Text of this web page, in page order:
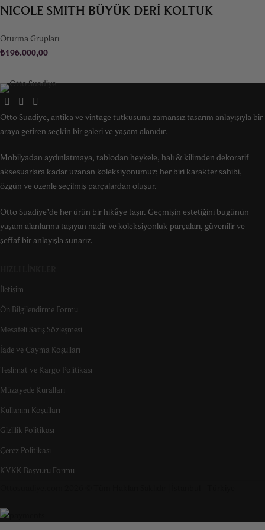
NICOLE SMITH BÜYÜK DERI KOLTUK
Oturma Grupları
₺196.000,00
Otto Suadiye, antika ve vintage tutkusunu zamansız tasarım anlayışıyla bir
araya getiren seçkin bir galeri ve yaşam alanıdır.
Mobilyadan aydınlatmaya, tablodan heykele, halı & kilimden dekoratif
aksesuarlara kadar uzanan koleksiyonumuz; her biri karakter sahibi,
özgün ve özenle seçilmiş parçalardan oluşur.
Otto Suadiye’de her ürün bir hikâye taşır. Geçmişin estetiğini bugünün
yaşam alanlarına taşıyan nadir ve koleksiyonluk parçaları, güvenilir ve
şeffaf bir anlayışla sunarız.
İletişim
Ön Bilgilendirme Formu
Mesafeli Satış Sözleşmesi
İade ve Cayma Koşulları
Teslimat ve Kargo Politikası
Müzayede Kuralları
Kullanım Koşulları
Gizlilik Politikası
Çerez Politikası
KVKK Başvuru Formu